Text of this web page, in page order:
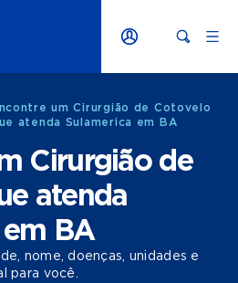
um Cirurgião de Cotovelo
atenda Sulamerica em BA
Cirurgião de
atenda
BA
nome, doenças, unidades e
para você.